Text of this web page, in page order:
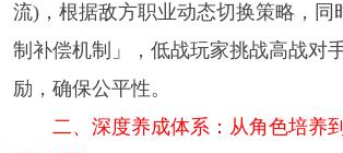
流)，根据敌方职业动态切换策略，同
制补偿机制」，低战玩家挑战高战对
励，确保公平性。
二、深度养成体系：从角色培养